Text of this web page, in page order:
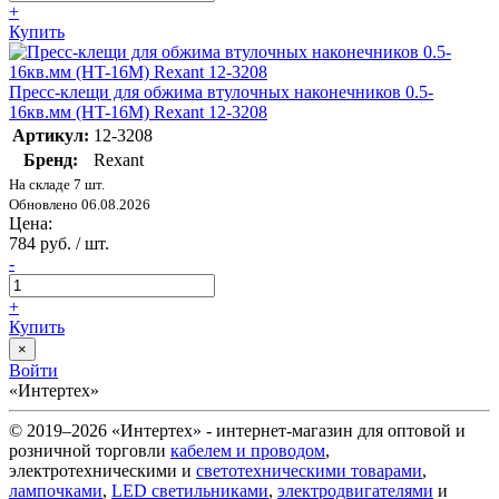
+
Купить
Пресс-клещи для обжима втулочных наконечников 0.5-
16кв.мм (HT-16M) Rexant 12-3208
Артикул: 12-3208
Бренд:
Rexant
На складе 7 шт.
Обновлено 06.08.2026
Цена:
784 руб. / шт.
-
+
Купить
×
Войти
«Интертех»
© 2019–2026 «Интертех» - интернет-магазин для оптовой и
розничной торговли кабелем и проводом,
электротехническими и светотехническими товарами,
лампочками, LED светильниками, электродвигателями и